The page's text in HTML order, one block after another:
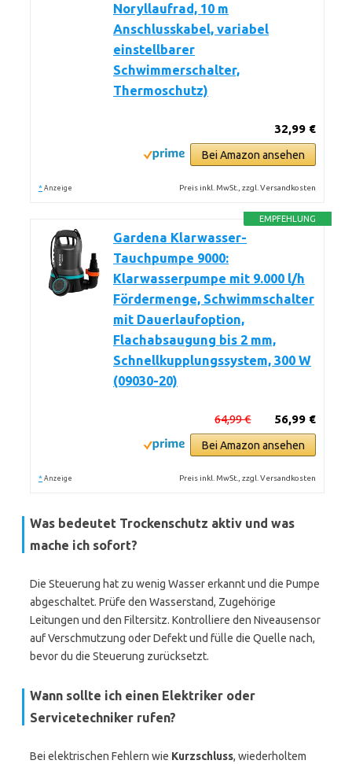
Noryllaufrad, 10 m
Anschlusskabel, variabel
einstellbarer
Schwimmerschalter,
Thermoschutz)
32,99 €
Bei Amazon ansehen
* Anzeige Preis inkl. MwSt., zzgl. Versandkosten
EMPFEHLUNG
Gardena Klarwasser-
Tauchpumpe 9000:
Klarwasserpumpe mit 9.000 l/h
Fördermenge, Schwimmschalter
mit Dauerlaufoption,
Flachabsaugung bis 2 mm,
Schnellkupplungssystem, 300 W
(09030-20)
56,99 €
64,99 €
Bei Amazon ansehen
* Anzeige Preis inkl. MwSt., zzgl. Versandkosten
Was bedeutet Trockenschutz aktiv und was
mache ich sofort?
Die Steuerung hat zu wenig Wasser erkannt und die Pumpe
abgeschaltet. Prüfe den Wasserstand, Zugehörige
Leitungen und den Filtersitz. Kontrolliere den Niveausensor
auf Verschmutzung oder Defekt und fülle die Quelle nach,
bevor du die Steuerung zurücksetzt.
Wann sollte ich einen Elektriker oder
Servicetechniker rufen?
Bei elektrischen Fehlern wie Kurzschluss, wiederholtem